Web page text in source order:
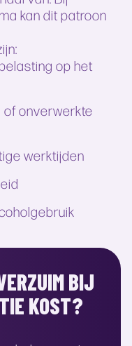
kan dit patroon
op het
of onverwerkte
werktijden
BIJ
KOST?